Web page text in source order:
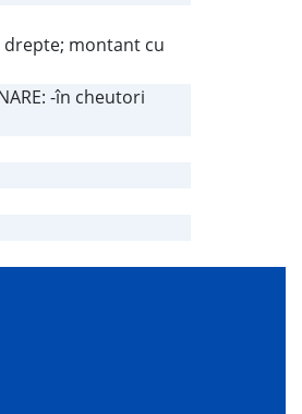
drepte; montant cu
-în cheutori